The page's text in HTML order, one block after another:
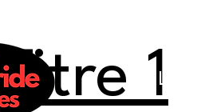
Titre 1Le